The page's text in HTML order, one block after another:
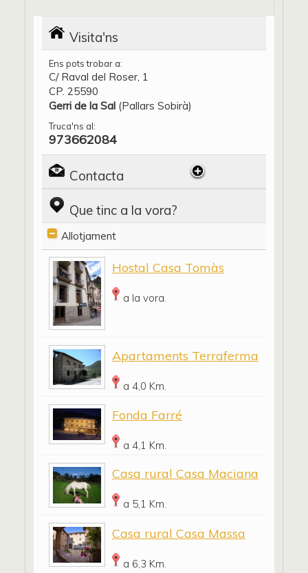
Visita'ns
Ens pots trobar a:
C/ Raval del Roser, 1
CP. 25590
Gerri de la Sal (Pallars Sobirà)
Truca'ns al:
973662084
Contacta
Que tinc a la vora?
Allotjament
Hostal Casa Tomàs
a la vora.
Apartaments Terraferma
a 4,0 Km.
Fonda Farré
a 4,1 Km.
Casa rural Casa Maciana
a 5,1 Km.
Casa rural Casa Massa
a 6,3 Km.